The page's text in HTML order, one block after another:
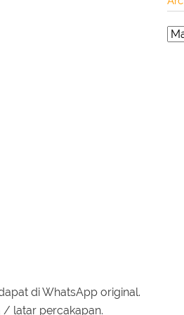
di WhatsApp original.
/ latar percakapan.